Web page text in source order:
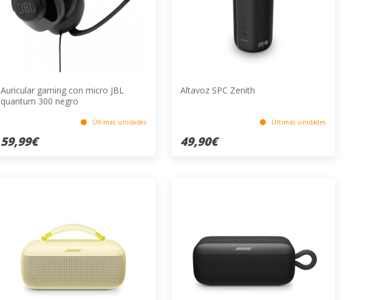
Auricular gaming con micro JBL
quantum 300 negro
Últimas unidades
59,99€
Altavoz SPC Zenith
Últimas unidades
49,90€